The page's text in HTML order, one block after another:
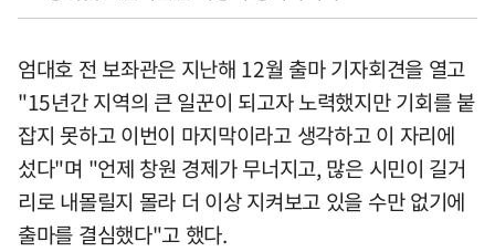
엄대호 전 보좌관은 지난해 12월 출마 기자회견을 열고
"15년간 지역의 큰 일꾼이 되고자 노력했지만 기회를 붙
잡지 못하고 이번이 마지막이라고 생각하고 이 자리에
섰다"며 "언제 창원 경제가 무너지고, 많은 시민이 길거
리로 내몰릴지 몰라 더 이상 지켜보고 있을 수만 없기에
출마를 결심했다"고 했다.